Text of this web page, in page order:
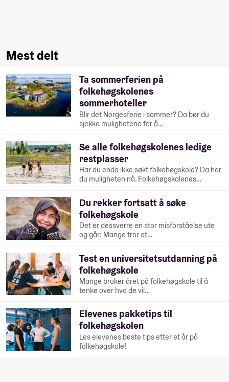
Mest delt
Ta sommerferien på
folkehøgskolenes
sommerhoteller
Blir det Norgesferie i sommer? Da bør du
sjekke mulighetene for å…
Se alle folkehøgskolenes ledige
restplasser
Har du enda ikke søkt folkehøgskole? Da har
du muligheten nå. Folkehøgskolenes…
Du rekker fortsatt å søke
folkehøgskole
Det er dessverre en stor misforståelse ute
og går: Mange tror at…
Test en universitetsutdanning på
folkehøgskole
Mange bruker året på folkehøgskole til å
tenke over hva de vil…
Elevenes pakketips til
folkehøgskolen
Les elevenes beste tips etter et år på
folkehøgskole!